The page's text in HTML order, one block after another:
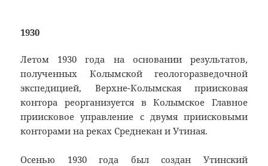
1930
Летом 1930 года на основании результатов,
полученных Колымской геологоразведочной
экспедицией, Верхне-Колымская приисковая
контора реорганизуется в Колымское Главное
приисковое управление с двумя приисковыми
конторами на реках Среднекан и Утиная.
Осенью 1930 года был создан Утинский